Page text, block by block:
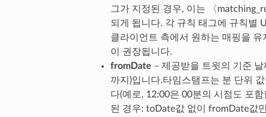
그가 지정된 경우, 이는 〈
되게 됩니다. 각 규칙 태그에 규칙별
클라이언트 측에서 원하는 매핑을 유
이 권장됩니다.
fromDate – 제공받을 트윗의 기준
까지)입니다.타임스탬프는 분 단위
다(예로, 12:00은 00분의 시점도 포
된 경우: toDate값 없이 fromDate값